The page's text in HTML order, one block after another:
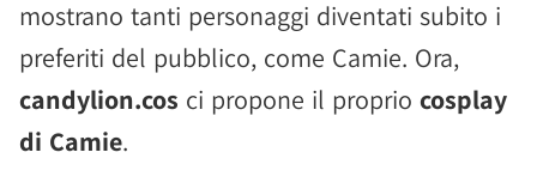
mostrano tanti personaggi diventati subito i
preferiti del pubblico, come Camie. Ora,
candylion.cos ci propone il proprio cosplay
di Camie.